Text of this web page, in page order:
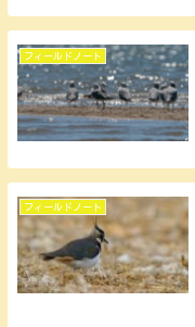
フィールドノート
フィールドノート